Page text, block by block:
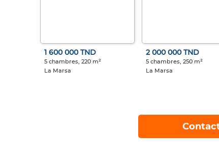
1 600 000 TND
5 chambres, 220 m²
La Marsa
2 000 000 TND
5 chambres, 250 m²
La Marsa